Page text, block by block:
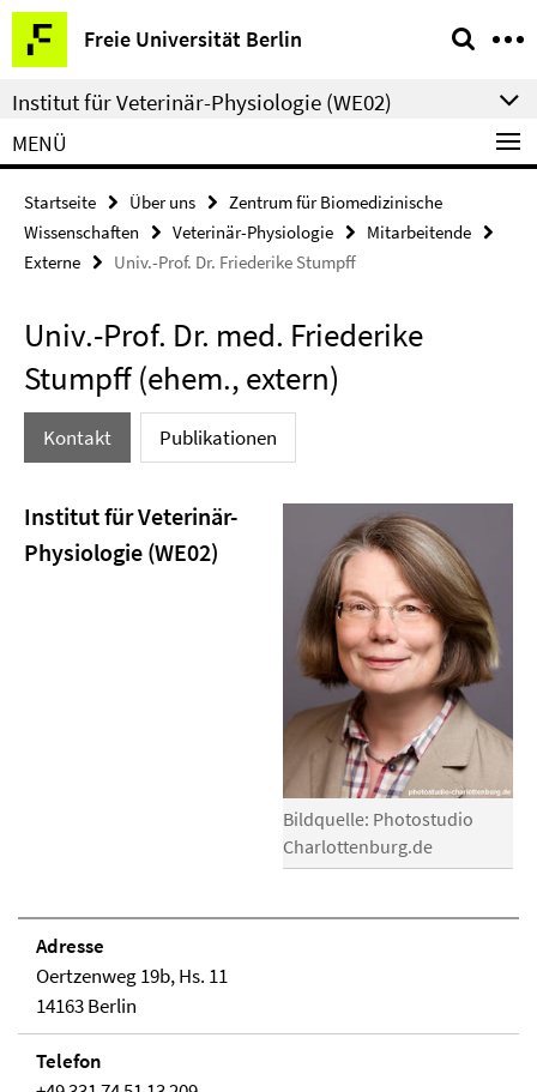
Springe
direkt
zu
Inhalt
Freie Universität Berlin
Service-
Navigation
Institut für Veterinär-Physiologie (WE02)
MENÜ
Startseite Über uns
Zentrum für Biomedizinische
Wissenschaften
Veterinär-Physiologie
Mitarbeitende
Externe
Univ.-Prof. Dr. Friederike Stumpff
Univ.-Prof. Dr. med. Friederike
Stumpff (ehem., extern)
Kontakt Publikationen
Bildquelle: Photostudio
Charlottenburg.de
Institut für Veterinär-
Physiologie (WE02)
Adresse
Oertzenweg 19b, Hs. 11
14163 Berlin
Telefon